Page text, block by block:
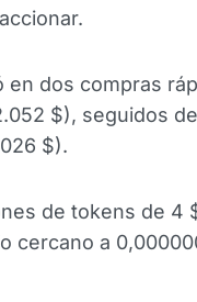
dos compras
$), seguidos
$).
de tokens de 4
cercano a